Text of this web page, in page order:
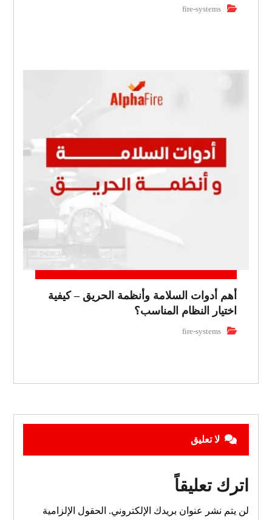
fire-systems
أهم أدوات السلامة وأنظمة الحريق – كيفية
اختيار النظام المناسب؟
fire-systems
لا تعليق
اترك تعليقاً
لن يتم نشر عنوان بريدك الإلكتروني. الحقول الإلزامية